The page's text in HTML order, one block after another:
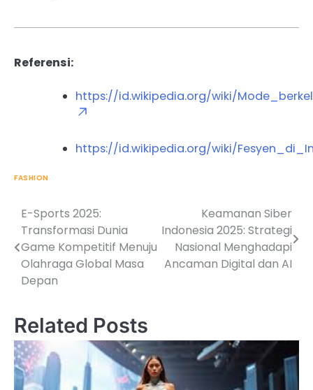
Referensi:
https://id.wikipedia.org/wiki/
https://id.wikipedia.org/wiki/
FASHION
Post
navigation
E-Sports 2025:
Transformasi Dunia
Game Kompetitif Menuju
Olahraga Global Masa
Depan
Keamanan Siber
Indonesia 2025: Strategi
Nasional Menghadapi
Ancaman Digital dan AI
Related Posts